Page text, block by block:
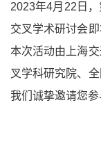
2023年4月22日
交叉学术研讨会
本次活动由上海
叉学科研究院、
我们诚挚邀请您参